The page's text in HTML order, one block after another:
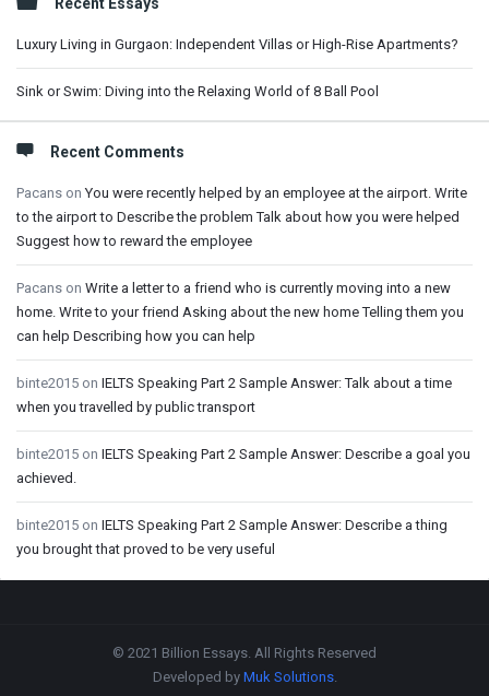
Luxury Living in Gurgaon: Independent Villas or High-Rise Apartments?
Sink or Swim: Diving into the Relaxing World of 8 Ball Pool
Recent Comments
Pacans onYou were recently helped by an employee at the airport. Write
to the airport to Describe the problem Talk about how you were helped
Suggest how to reward the employee
Pacans on Write a letter to a friend who is currently moving into a new
home. Write to your friend Asking about the new home Telling them you
can help Describing how you can help
binte2015 on IELTS Speaking Part 2 Sample Answer: Talk about a time
when you travelled by public transport
binte2015 on IELTS Speaking Part 2 Sample Answer: Describe a goal you
achieved.
binte2015 on IELTS Speaking Part 2 Sample Answer: Describe a thing
you brought that proved to be very useful
© 2021 Billion Essays. All Rights Reserved
Developed by Muk Solutions.